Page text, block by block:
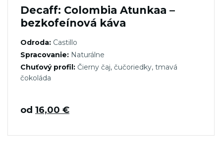
Decaff: Colombia Atunkaa –
bezkofeínová káva
Odroda: Castillo
Spracovanie: Naturálne
Chuťový profil: Čierny čaj, čučoriedky, tmavá
čokoláda
od 16,00 €